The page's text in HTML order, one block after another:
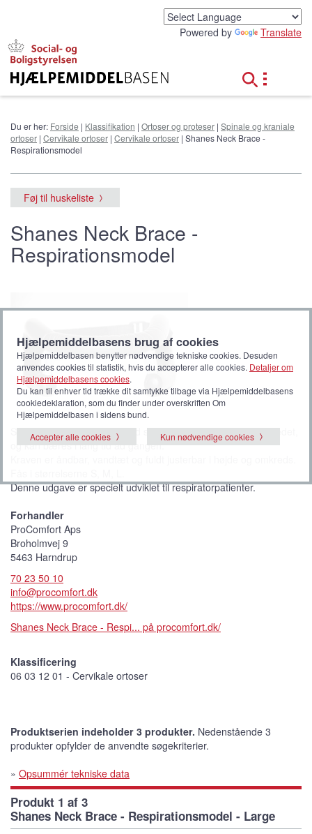
Powered by Translate
Du er her: Forside | Klassifikation | Ortoser og proteser | Spinale og kraniale
ortoser | Cervikale ortoser | Cervikale ortoser | Shanes Neck Brace -
Respirationsmodel
Føj til huskeliste
Shanes Neck Brace -
Respirationsmodel
Shanes Neck Brace giver fuld støtte og bevægelighed til hovedet,
og kan bæres i lang tid ad gangen.
Denne udgave er specielt udviklet til respiratorpatienter.
Forhandler
ProComfort Aps
Broholmvej 9
5463 Harndrup
70 23 50 10
info@procomfort.dk
https://www.procomfort.dk/
Shanes Neck Brace - Respi... på procomfort.dk/
Klassificering
06 03 12 01 - Cervikale ortoser
Produktserien indeholder 3 produkter. Nedenstående 3
produkter opfylder de anvendte søgekriterier.
» Opsummér tekniske data
Produkt 1 af 3
Shanes Neck Brace - Respirationsmodel - Large
Hjælpemiddelbasens brug af cookies
Hjælpemiddelbasen benytter nødvendige tekniske cookies. Desuden
anvendes cookies til statistik, hvis du accepterer alle cookies. Detaljer om
Hjælpemiddelbasens cookies.
Du kan til enhver tid trække dit samtykke tilbage via Hjælpemiddelbasens
cookiedeklaration, som du finder under overskriften Om
Hjælpemiddelbasen i sidens bund.
Accepter alle cookies
Kun nødvendige cookies